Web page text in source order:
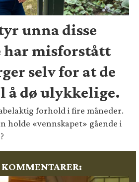
unna disse
har misforstått
selv for at de
å dø ulykkelige.
forhold i fire måneder.
holde «vennskapet» gående i
KOMMENTARER: